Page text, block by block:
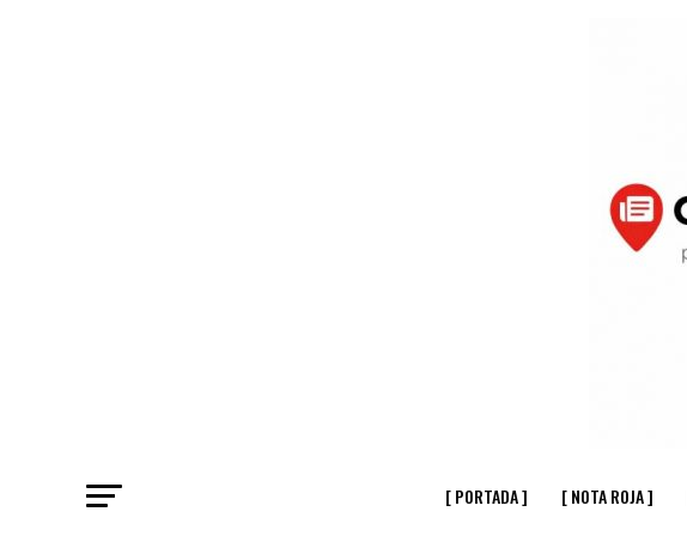
[ PORTADA ] [ NOTA ROJA ]